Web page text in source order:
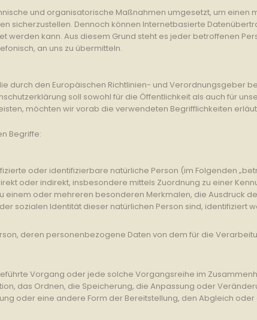
und organisatorische Maßnahmen umgesetzt, um einen
sicherzustellen. Dennoch können Internetbasierte
werden kann. Aus diesem Grund steht es jeder betroffenen
an uns zu übermitteln.
durch den Europäischen Richtlinien- und Verordnungsgeber
soll sowohl für die Öffentlichkeit als auch für
möchten wir vorab die verwendeten Begrifflichkeiten
Begriffe:
oder identifizierbare natürliche Person (im Folgenden
oder indirekt, insbesondere mittels Zuordnung zu einer
einem oder mehreren besonderen Merkmalen, die Ausdruck
sozialen Identität dieser natürlichen Person sind, identifiziert
deren personenbezogene Daten von dem für die
Vorgang oder jede solche Vorgangsreihe im
das Ordnen, die Speicherung, die Anpassung oder
oder eine andere Form der Bereitstellung, den Abgleich oder